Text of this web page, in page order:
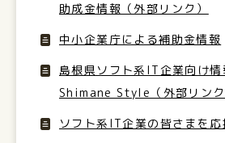
助成金情報（外部リンク）
中小企業庁による補助金情報
島根県ソフト系IT企業向け情
Shimane Style（外部リンク
ソフト系IT企業の皆さまを応